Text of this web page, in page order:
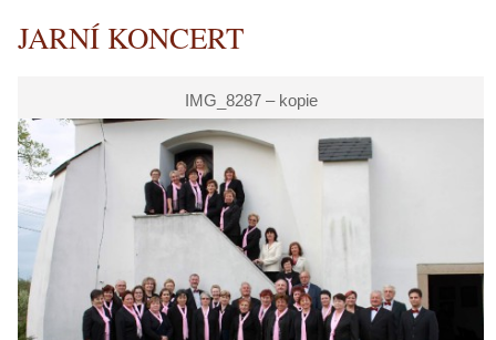
JARNÍ KONCERT
IMG_8287 – kopie